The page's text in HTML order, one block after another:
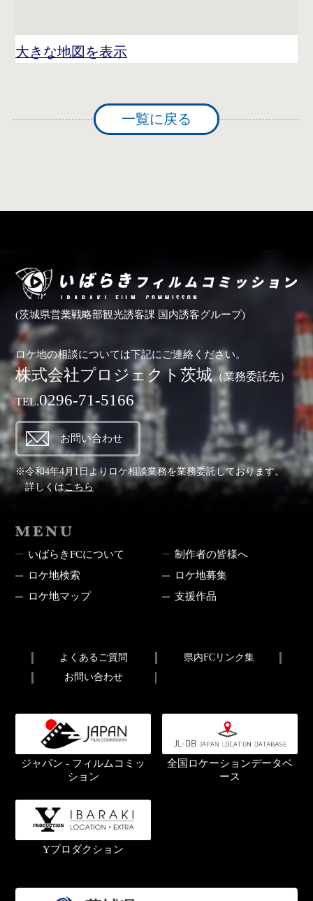
大きな地図を表示
一覧に戻る
(茨城県営業戦略部観光誘客課 国内誘客グループ)
ロケ地の相談については下記にご連絡ください。
株式会社プロジェクト茨城（業務委託先）
TEL.0296-71-5166
お問い合わせ
※令和4年4月1日よりロケ相談業務を業務委託しております。
詳しくは こちら
いばらきFCについて
制作者の皆様へ
ロケ地検索
ロケ地募集
ロケ地マップ
支援作品
よくあるご質問
県内FCリンク集
お問い合わせ
ジャパン - フィルムコミッ
ション
全国ロケーションデータベ
ース
Yプロダクション